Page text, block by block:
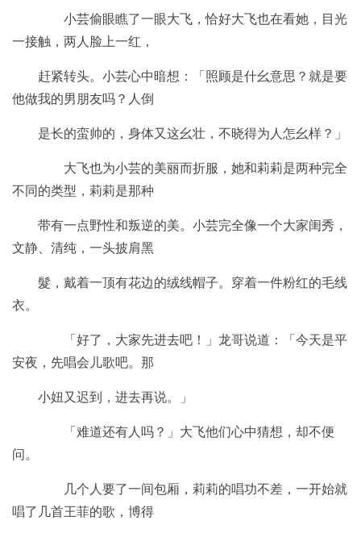
小芸偷眼瞧了一眼大飞，恰好大飞也在看她，目光
一接触，两人脸上一红，
赶紧转头。小芸心中暗想：「照顾是什幺意思？就是要
他做我的男朋友吗？人倒
是长的蛮帅的，身体又这幺壮，不晓得为人怎幺样？」
大飞也为小芸的美丽而折服，她和莉莉是两种完全
不同的类型，莉莉是那种
带有一点野性和叛逆的美。小芸完全像一个大家闺秀，
文静、清纯，一头披肩黑
髮，戴着一顶有花边的绒线帽子。穿着一件粉红的毛线
衣。
「好了，大家先进去吧！」龙哥说道：「今天是平
安夜，先唱会儿歌吧。那
小妞又迟到，进去再说。」
「难道还有人吗？」大飞他们心中猜想，却不便
问。
几个人要了一间包厢，莉莉的唱功不差，一开始就
唱了几首王菲的歌，博得